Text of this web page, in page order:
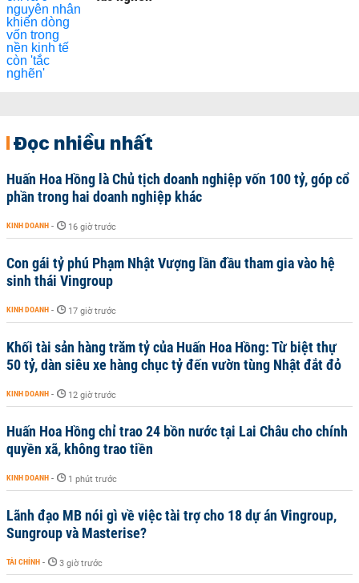
Đọc nhiều nhất
Huấn Hoa Hồng là Chủ tịch doanh nghiệp vốn 100 tỷ, góp cổ
phần trong hai doanh nghiệp khác
KINH DOANH - 16 giờ trước
Con gái tỷ phú Phạm Nhật Vượng lần đầu tham gia vào hệ
sinh thái Vingroup
KINH DOANH - 17 giờ trước
Khối tài sản hàng trăm tỷ của Huấn Hoa Hồng: Từ biệt thự
50 tỷ, dàn siêu xe hàng chục tỷ đến vườn tùng Nhật đắt đỏ
KINH DOANH - 12 giờ trước
Huấn Hoa Hồng chỉ trao 24 bồn nước tại Lai Châu cho chính
quyền xã, không trao tiền
KINH DOANH - 1 phút trước
Lãnh đạo MB nói gì về việc tài trợ cho 18 dự án Vingroup,
Sungroup và Masterise?
TÀI CHÍNH - 3 giờ trước